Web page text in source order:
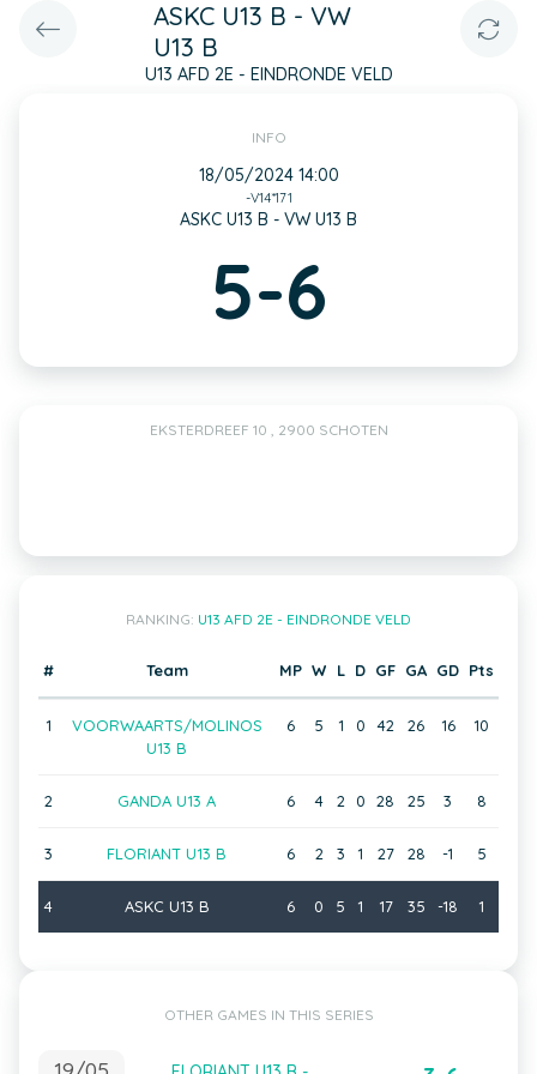
ASKC U13 B - VW
U13 B
U13 AFD 2E - EINDRONDE VELD
INFO
18/05/2024 14:00
-V14*171
ASKC U13 B - VW U13 B
5-6
EKSTERDREEF 10 , 2900 SCHOTEN
RANKING: U13 AFD 2E - EINDRONDE VELD
# Team MP W L D GF GA GD Pts
1
VOORWAARTS/MOLINOS
U13 B
6 5 1 0 42 26 16 10
2 GANDA U13 A 6 4 2 0 28 25 3 8
3 FLORIANT U13 B 6 2 3 1 27 28 -1 5
4 ASKC U13 B 6 0 5 1 17 35 -18 1
OTHER GAMES IN THIS SERIES